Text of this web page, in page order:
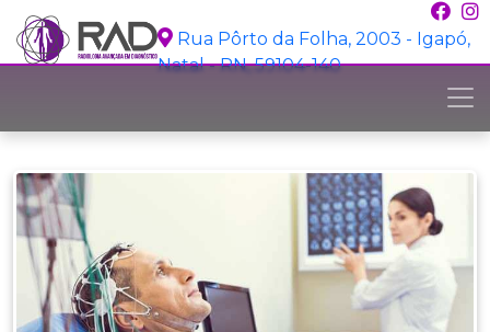
Rua Pôrto da Folha, 2003 - Igapó,
Natal - RN, 59104-140